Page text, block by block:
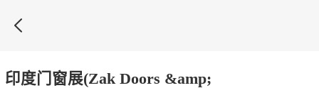

印度门窗展(Zak Doors &amp;